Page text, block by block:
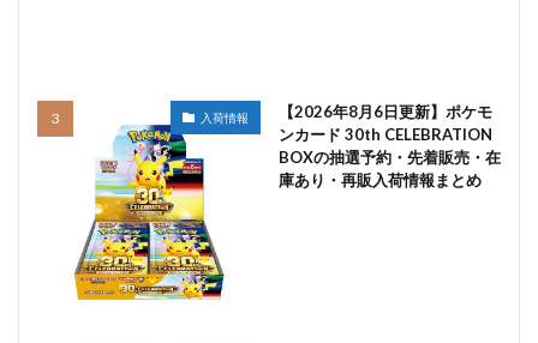
入荷情報
【2026年8月6日更新】ポケモ
ンカード 30th CELEBRATION
BOXの抽選予約・先着販売・在
庫あり・再販入荷情報まとめ